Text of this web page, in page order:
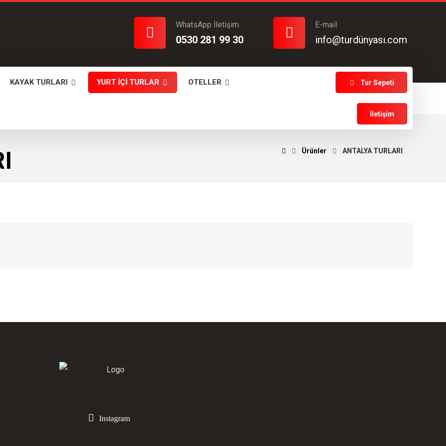
E-mail
info@turdünyası.com
WhatsApp İletişim
0530 281 99 30
KAYAK TURLARI YURT İÇİ TURLAR OTELLER Tur Sepeti
İletişim
Ürünler ANTALYA TURLARI
Instagram